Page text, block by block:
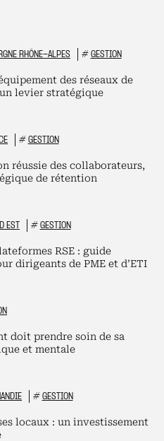
RHÔNE-ALPES # GESTION
des réseaux de
levier stratégique
# GESTION
réussie des collaborateurs,
de rétention
EST # GESTION
RSE : guide
dirigeants de PME et d’ETI
doit prendre soin de sa
et mentale
# GESTION
locaux : un investissement